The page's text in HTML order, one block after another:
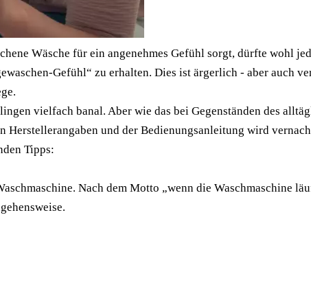
Wäsche für ein angenehmes Gefühl sorgt, dürfte wohl
Gefühl“ zu erhalten. Dies ist ärgerlich - aber auch
vielfach banal. Aber wie das bei Gegenständen des
und der Bedienungsanleitung wird
Tipps:
Nach dem Motto „wenn die Waschmaschine